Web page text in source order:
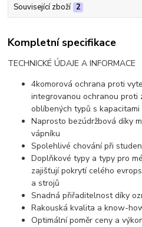
Související zboží 2
Kompletní specifikace
TECHNICKÉ ÚDAJE A INFORMACE
4komorová ochrana proti
integrovanou ochranou proti
oblíbených typů s
Naprosto bezúdržbová díky
vápníku
Spolehlivé chování při
Doplňkové typy a typy pro
zajišťují pokrytí celého
a strojů
Snadná přiřaditelnost díky
Rakouská kvalita a know-
Optimální poměr ceny a